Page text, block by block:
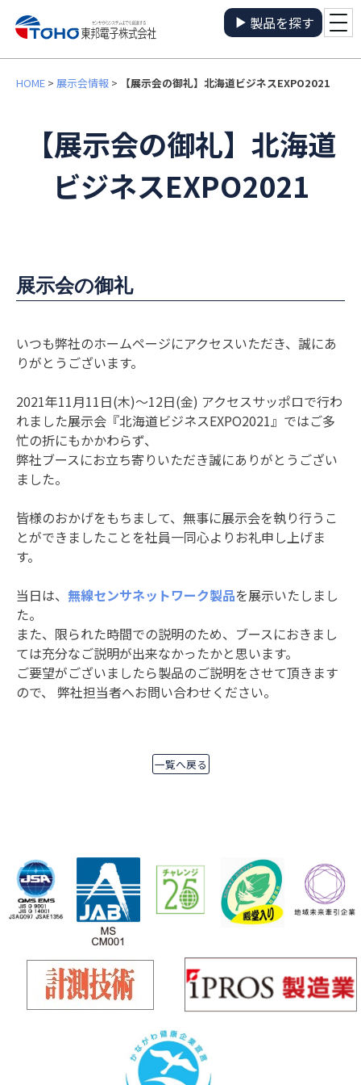
製品を探す
HOME > 展示会情報 > 【展示会の御礼】北海道ビジネスEXPO2021
【展示会の御礼】北海道
ビジネスEXPO2021
展示会の御礼
いつも弊社のホームページにアクセスいただき、誠にあ
りがとうございます。
2021年11月11日(木)～12日(金) アクセスサッポロで行わ
れました展示会『北海道ビジネスEXPO2021』ではご多
忙の折にもかかわらず、
弊社ブースにお立ち寄りいただき誠にありがとうござい
ました。
皆様のおかげをもちまして、無事に展示会を執り行うこ
とができましたことを社員一同心よりお礼申し上げま
す。
当日は、 無線センサネットワーク製品を展示いたしまし
た。
また、限られた時間での説明のため、ブースにおきまし
ては充分なご説明が出来なかったかと思います。
ご要望がございましたら製品のご説明をさせて頂きます
ので、 弊社担当者へお問い合わせください。
一覧へ戻る